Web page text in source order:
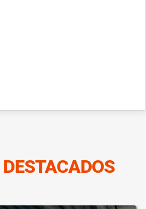
DESTACADOS